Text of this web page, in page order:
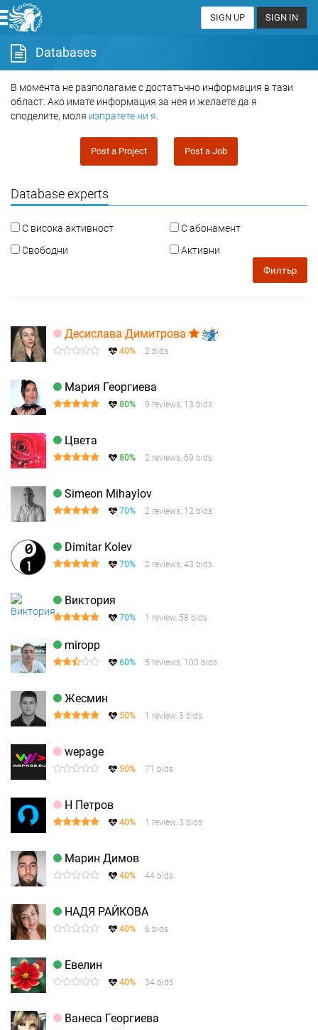
SIGN UP SIGN IN
Databases
В момента не разполагаме с достатъчно информация в тази
област. Ако имате информация за нея и желаете да я
споделите, моля изпратете ни я
Post a Project Post a Job
Database experts
С висока активност
С абонамент
Свободни
Активни
Филтър
Десислава Димитрова
40% 2 bids
Мария Георгиева
80% 9 reviews, 13 bids
Цвета
80% 2 reviews, 69 bids
Simeon Mihaylov
70% 2 reviews, 12 bids
Dimitar Kolev
70% 2 reviews, 43 bids
Виктория
70% 1 review, 58 bids
miropp
60% 5 reviews, 100 bids
Жесмин
50% 1 review, 3 bids
wepage
50% 71 bids
Н Петров
40% 1 review, 3 bids
Марин Димов
40% 44 bids
НАДЯ РАЙКОВА
40% 6 bids
Евелин
40% 34 bids
Ванеса Георгиева